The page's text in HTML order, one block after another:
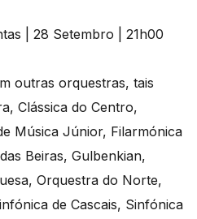
outras orquestras, tais
Clássica do Centro,
Música Júnior, Filarmónica
Beiras, Gulbenkian,
Orquestra do Norte,
de Cascais, Sinfónica